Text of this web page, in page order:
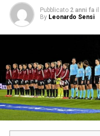
Pubblicato 2 anni fa il
By Leonardo Sensi